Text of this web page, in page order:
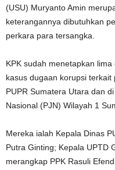
(USU) Muryanto Amin
keterangannya dibutuhkan
perkara para tersangka.
KPK sudah menetapkan
kasus dugaan korupsi
PUPR Sumatera Utara dan
Nasional (PJN) Wilayah 1
Mereka ialah Kepala Dinas
Putra Ginting; Kepala UPTD
merangkap PPK Rasuli